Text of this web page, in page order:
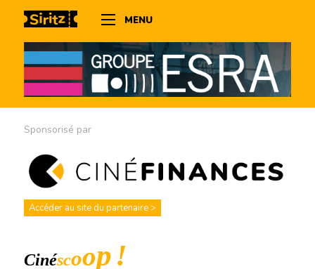
MENU
Sponsorisé par
Accéder au site du partenaire >